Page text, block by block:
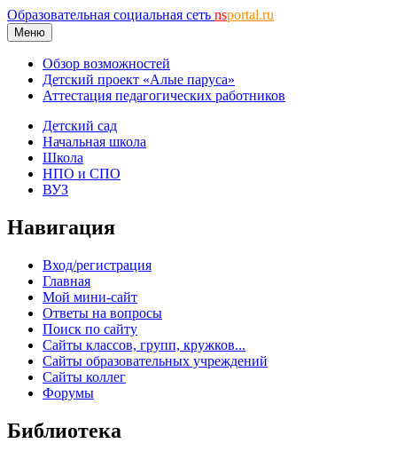
Образовательная социальная сеть nsportal.ru
Меню
Обзор возможностей
Детский проект «Алые паруса»
Аттестация педагогических работников
Детский сад
Начальная школа
Школа
НПО и СПО
ВУЗ
Навигация
Вход/регистрация
Главная
Мой мини-сайт
Ответы на вопросы
Поиск по сайту
Сайты классов, групп, кружков...
Сайты образовательных учреждений
Сайты коллег
Форумы
Библиотека